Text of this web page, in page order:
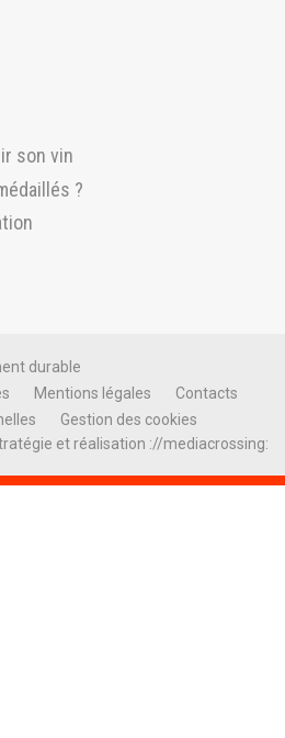
son vin
?
durable
Mentions légales
Contacts
Gestion des cookies
et réalisation ://mediacrossing: